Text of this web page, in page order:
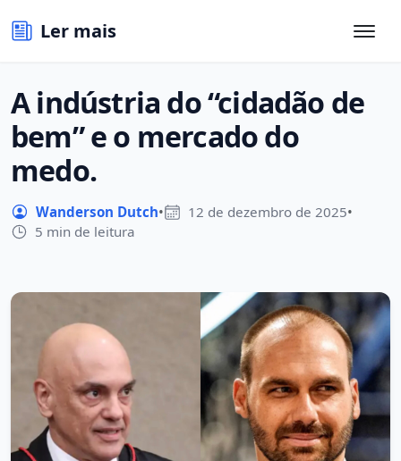
Ler mais
A indústria do “cidadão de
bem” e o mercado do
medo.
Wanderson Dutch• 12 de dezembro de 2025•
5 min de leitura